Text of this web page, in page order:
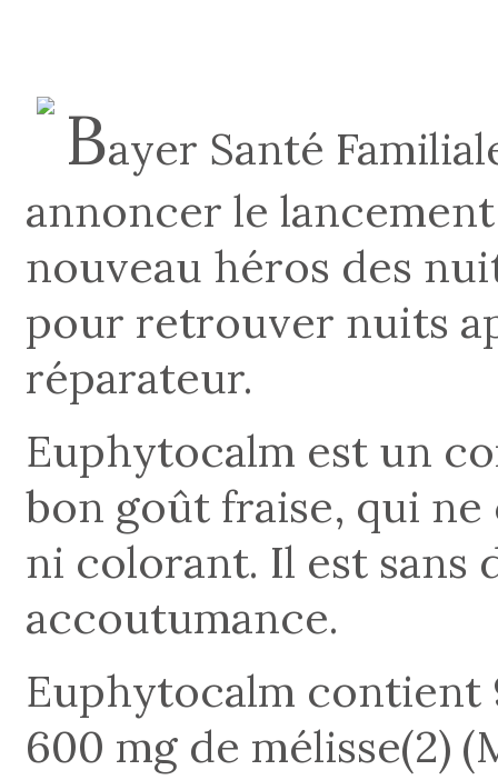
Bayer Santé
annoncer le
nouveau héros des
pour retrouver nuits
réparateur.
Euphytocalm est un
bon goût fraise, qui
ni colorant. Il est sans
accoutumance.
Euphytocalm contient
600 mg de mélisse(2)